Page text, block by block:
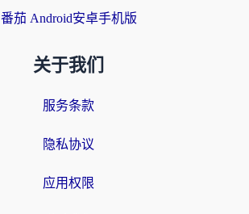
番茄 Android安卓手机版
关于我们
服务条款
隐私协议
应用权限